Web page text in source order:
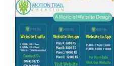
k a
m